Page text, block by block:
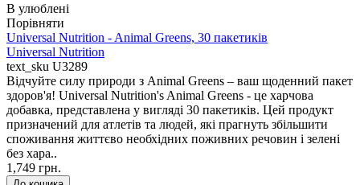
В улюблені
Порівняти
Universal Nutrition - Animal Greens, 30 пакетиків
Universal Nutrition
text_sku U3289
Відчуйте силу природи з Animal Greens – ваш щоденний пакет
здоров'я! Universal Nutrition's Animal Greens - це харчова
добавка, представлена у вигляді 30 пакетиків. Цей продукт
призначений для атлетів та людей, які прагнуть збільшити
споживання життєво необхідних поживних речовин і зелені
без хара..
1,749 грн.